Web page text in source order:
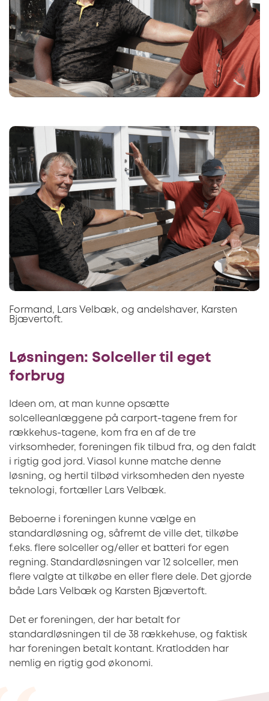
Formand, Lars Velbæk, og andelshaver, Karsten
Bjævertoft.
Løsningen: Solceller til eget
forbrug
Ideen om, at man kunne opsætte
solcelleanlæggene på carport-tagene frem for
rækkehus-tagene, kom fra en af de tre
virksomheder, foreningen fik tilbud fra, og den faldt
i rigtig god jord. Viasol kunne matche denne
løsning, og hertil tilbød virksomheden den nyeste
teknologi, fortæller Lars Velbæk.
Beboerne i foreningen kunne vælge en
standardløsning og, såfremt de ville det, tilkøbe
f.eks. flere solceller og/eller et batteri for egen
regning. Standardløsningen var 12 solceller, men
flere valgte at tilkøbe en eller flere dele. Det gjorde
både Lars Velbæk og Karsten Bjævertoft.
Det er foreningen, der har betalt for
standardløsningen til de 38 rækkehuse, og faktisk
har foreningen betalt kontant. Kratlodden har
nemlig en rigtig god økonomi.